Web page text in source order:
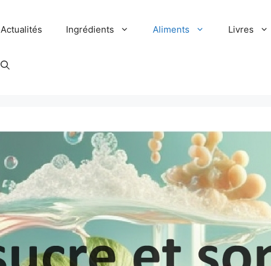
Actualités Ingrédients Aliments Livres